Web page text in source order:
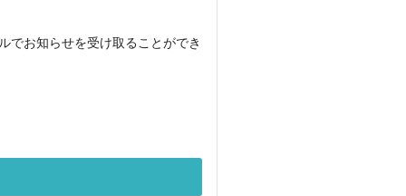
でお知らせを受け取ることができ